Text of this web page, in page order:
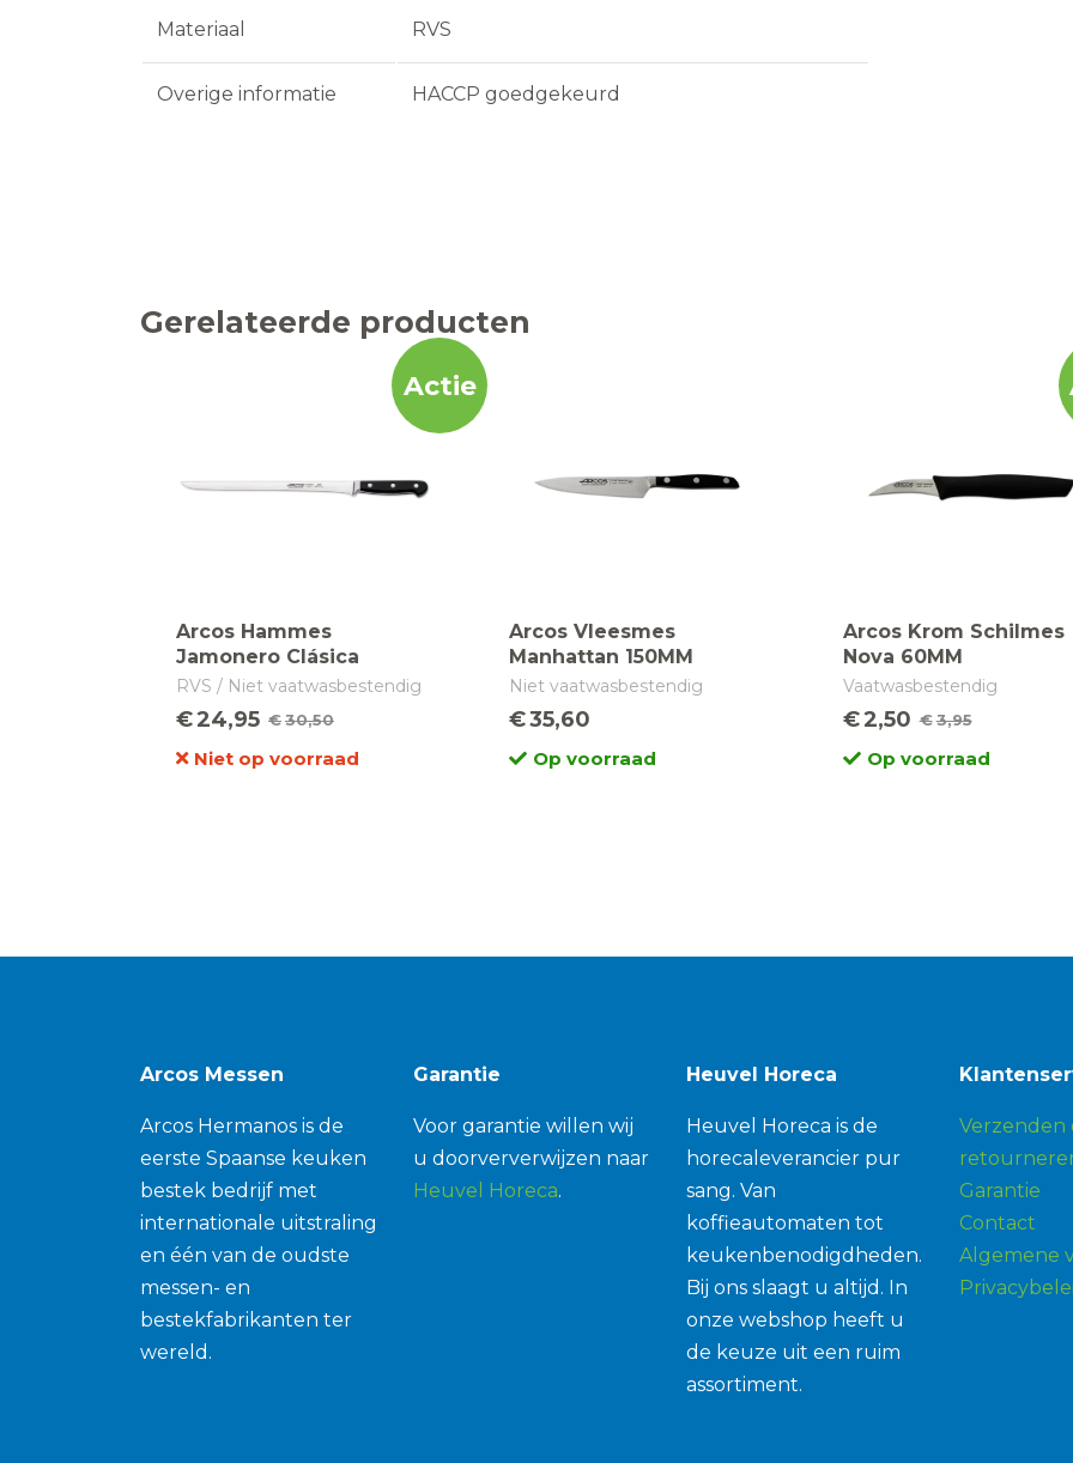
Materiaal RVS
Overige informatie HACCP goedgekeurd
Gerelateerde producten
Actie
Arcos Hammes
Jamonero Clásica
300MM
RVS / Niet vaatwasbestendig
€30,50
Oorspronkelijke
prijs
€24,95
Huidige
prijs
Niet op voorraad
Arcos Vleesmes
Manhattan 150MM
Niet vaatwasbestendig
€35,60
Op voorraad
Arcos Krom Schilmes
Nova 60MM
Vaatwasbestendig
€3,95
Oorspronkelijke
prijs
€2,50
Huidige
prijsOp voorraad
Arcos Messen
Arcos Hermanos is de
eerste Spaanse keuken
bestek bedrijf met
internationale uitstraling
en één van de oudste
messen- en
bestekfabrikanten ter
wereld.
Garantie
Voor garantie willen wij
u doorververwijzen naar
Heuvel Horeca.
Heuvel Horeca
Heuvel Horeca is de
horecaleverancier pur
sang. Van
koffieautomaten tot
keukenbenodigdheden.
Bij ons slaagt u altijd. In
onze webshop heeft u
de keuze uit een ruim
assortiment.
Verzenden
Garantie
Contact
Algemene